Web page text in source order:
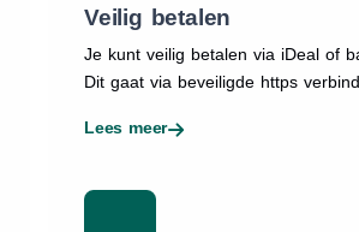
Veilig betalen
Je kunt veilig betalen via iDeal of
Dit gaat via beveiligde https
Lees meer